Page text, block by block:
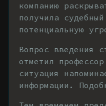
компанию
получила
потенциальную
Вопрос введения
отметил
ситуация
информации.